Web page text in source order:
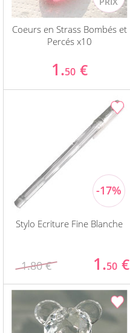
Coeurs en Strass Bombés et
Percés x10
1.50 €
Stylo Ecriture Fine Blanche
1.80 € 1.50 €